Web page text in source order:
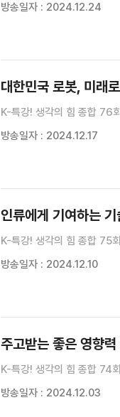
방송일자 : 2024.12.24
대한민국 로봇, 미래
K-특강! 생각의 힘 종합 76
방송일자 : 2024.12.17
인류에게 기여하는
K-특강! 생각의 힘 종합 75
방송일자 : 2024.12.10
주고받는 좋은 영향
K-특강! 생각의 힘 종합 74
방송일자 : 2024.12.03